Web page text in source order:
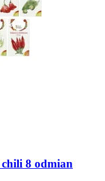
chili 8 odmian